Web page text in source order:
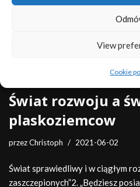
View
Cookie
w egzystencjalnych problemach
Świat rozwoju a
plaskoziemcow
przezChristoph 2021-06-02
Świat sprawiedliwy i w ciągłym
zaszczepionych”2. „Będziesz